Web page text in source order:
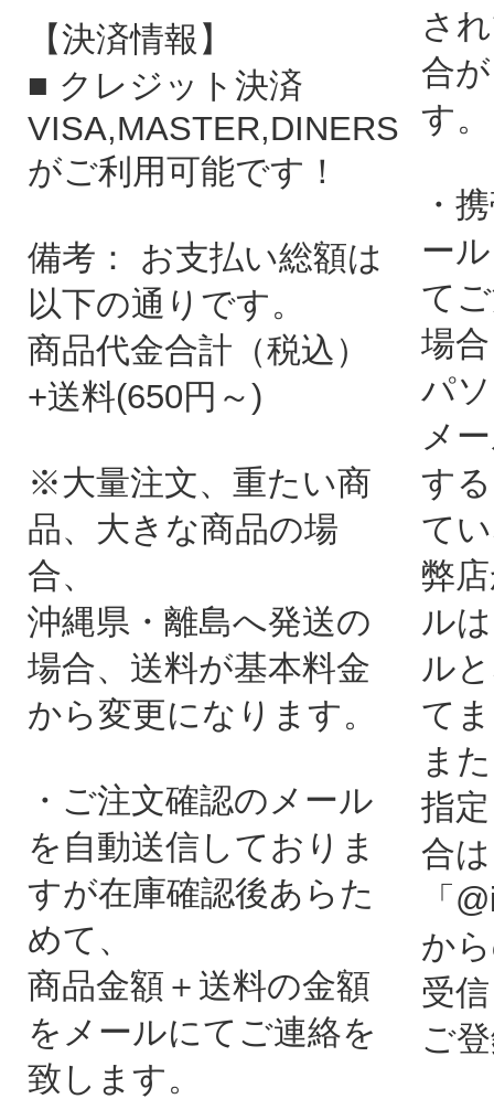
【決済情報】
■ クレジット決済
VISA,MASTER,DINERS
がご利用可能です！
備考： お支払い総額は
以下の通りです。
商品代金合計（税込）
+送料(650円～)
※大量注文、重たい商
品、大きな商品の場
合、
沖縄県・離島へ発送の
場合、送料が基本料金
から変更になります。
・ご注文確認のメール
を自動送信しておりま
すが在庫確認後あらた
めて、
商品金額＋送料の金額
をメールにてご連絡を
致します。
さ
合
す。
・
ー
て
場合
パ
メ
す
て
弊
ル
ル
て
ま
指
合
「
か
受
ご